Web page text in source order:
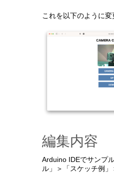
これを以下のように変
編集内容
Arduino IDEでサンプ
ル」＞「スケッチ例」